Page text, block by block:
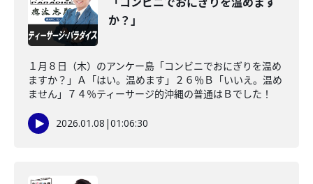
か？」
１月８日（木）のアンケー島「コンビニでおにぎりを温め
ますか？」Ａ「はい。温めます」２６％Ｂ「いいえ。温め
ません」７４％ティーサージ的沖縄の普通はＢでした！
2026.01.08 |01:06:30